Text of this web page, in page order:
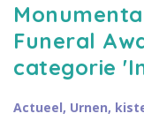
Funeral
categorie
Actueel, Urnen,